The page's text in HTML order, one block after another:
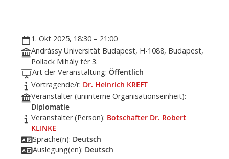
1. Okt 2025, 18:30 – 21:00
Andrássy Universität Budapest, H-1088, Budapest,
Pollack Mihály tér 3.
Art der Veranstaltung: Öffentlich
Vortragende/r: Dr. Heinrich KREFT
Veranstalter (uniinterne Organisationseinheit):
Diplomatie
Veranstalter (Person): Botschafter Dr. Robert
KLINKE
Sprache(n): Deutsch
Auslegung(en): Deutsch